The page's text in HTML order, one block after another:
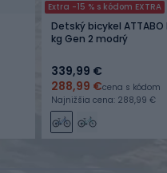
Extra -15 % s kódom EXTRA
Detský bicykel ATTABO
kg Gen 2 modrý
339,99 €
288,99 €cena s kódom
Najnižšia cena: 288,99 €